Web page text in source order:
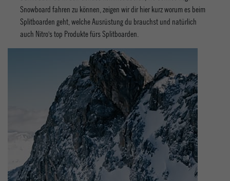
Snowboard fahren zu können, zeigen wir dir hier kurz worum es beim
Splitboarden geht, welche Ausrüstung du brauchst und natürlich
auch Nitro's top Produkte fürs Splitboarden.